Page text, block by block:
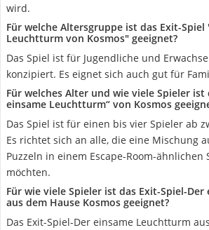
wird.
Für welche Altersgruppe ist das Exit-Spiel
Leuchtturm von Kosmos" geeignet?
Das Spiel ist für Jugendliche und
konzipiert. Es eignet sich auch gut für
Für welches Alter und wie viele Spieler ist
einsame Leuchtturm“ von Kosmos
Das Spiel ist für einen bis vier Spieler ab
Es richtet sich an alle, die eine Mischung
Puzzeln in einem Escape-Room-ähnlichen
möchten.
Für wie viele Spieler ist das Exit-Spiel-
aus dem Hause Kosmos geeignet?
Das Exit-Spiel-Der einsame Leuchtturm